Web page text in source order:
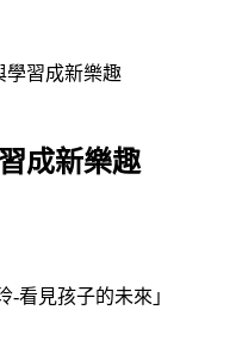
學習成新樂趣
成新樂趣